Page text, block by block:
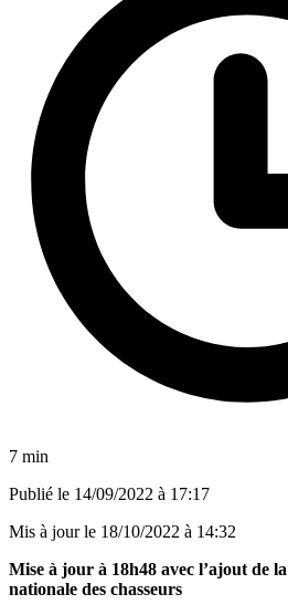
7 min
Publié le 14/09/2022 à 17:17
Mis à jour le 18/10/2022 à 14:32
Mise à jour à 18h48 avec l’ajout de
nationale des chasseurs